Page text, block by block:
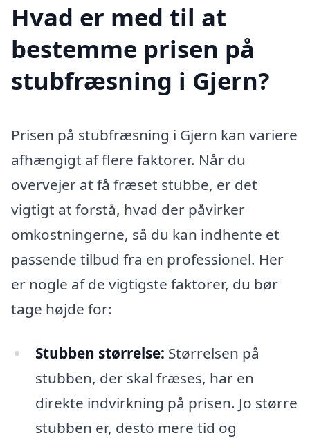
Hvad er med til at
bestemme prisen på
stubfræsning i Gjern?
Prisen på stubfræsning i Gjern kan variere
afhængigt af flere faktorer. Når du
overvejer at få fræset stubbe, er det
vigtigt at forstå, hvad der påvirker
omkostningerne, så du kan indhente et
passende tilbud fra en professionel. Her
er nogle af de vigtigste faktorer, du bør
tage højde for:
Stubben størrelse: Størrelsen på
stubben, der skal fræses, har en
direkte indvirkning på prisen. Jo større
stubben er, desto mere tid og